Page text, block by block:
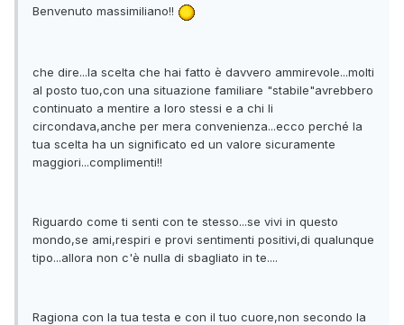
Benvenuto massimiliano!!
che dire...la scelta che hai fatto è davvero ammirevole...molti
al posto tuo,con una situazione familiare "stabile"avrebbero
continuato a mentire a loro stessi e a chi li
circondava,anche per mera convenienza...ecco perché la
tua scelta ha un significato ed un valore sicuramente
maggiori...complimenti!!
Riguardo come ti senti con te stesso...se vivi in questo
mondo,se ami,respiri e provi sentimenti positivi,di qualunque
tipo...allora non c'è nulla di sbagliato in te....
Ragiona con la tua testa e con il tuo cuore,non secondo la